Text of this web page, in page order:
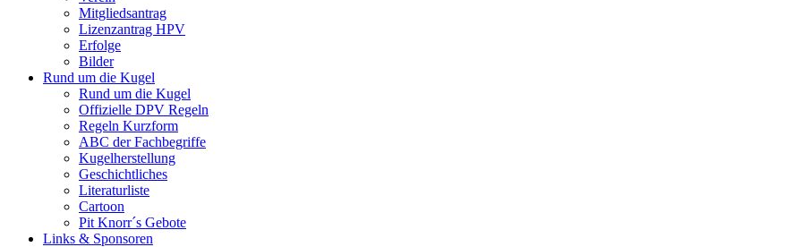
Mitgliedsantrag
Lizenzantrag HPV
Erfolge
Bilder
Rund um die Kugel
Rund um die Kugel
Offizielle DPV Regeln
Regeln Kurzform
ABC der Fachbegriffe
Kugelherstellung
Geschichtliches
Literaturliste
Cartoon
Pit Knorr´s Gebote
Links & Sponsoren